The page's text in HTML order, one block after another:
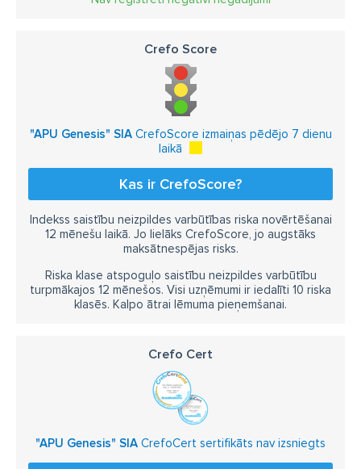
Crefo Score
"APU Genesis" SIACrefoScore izmaiņas pēdējo 7 dienu
laikā
Kas ir CrefoScore?
Indekss saistību neizpildes varbūtības riska novērtēšanai
12 mēnešu laikā. Jo lielāks CrefoScore, jo augstāks
maksātnespējas risks.
Riska klase atspoguļo saistību neizpildes varbūtību
turpmākajos 12 mēnešos. Visi uzņēmumi ir iedalīti 10 riska
klasēs. Kalpo ātrai lēmuma pieņemšanai.
Crefo Cert
"APU Genesis" SIA CrefoCert sertifikāts nav izsniegts